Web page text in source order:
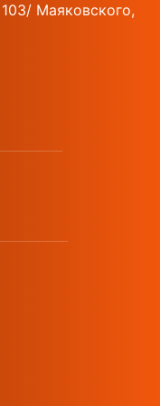
Маяковского,